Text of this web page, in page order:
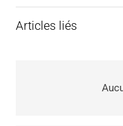
Articles liés